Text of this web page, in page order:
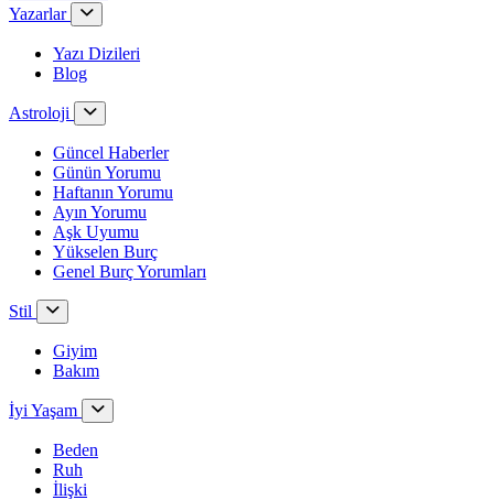
Yazarlar
Yazı Dizileri
Blog
Astroloji
Güncel Haberler
Günün Yorumu
Haftanın Yorumu
Ayın Yorumu
Aşk Uyumu
Yükselen Burç
Genel Burç Yorumları
Stil
Giyim
Bakım
İyi Yaşam
Beden
Ruh
İlişki